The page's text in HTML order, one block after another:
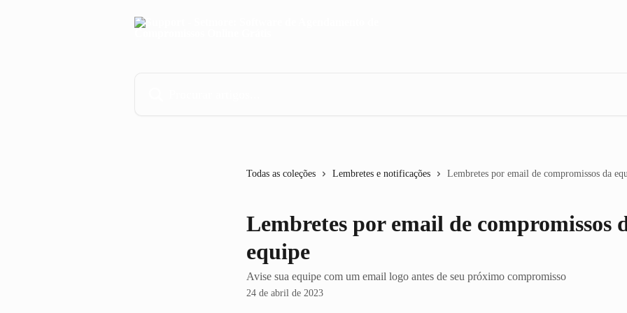
Todas as coleções Lembretes e notificações Lembretes por email de compromissos da
Lembretes por email de compromissos
equipe
Avise sua equipe com um email logo antes de seu próximo compromisso
24 de abril de 2023